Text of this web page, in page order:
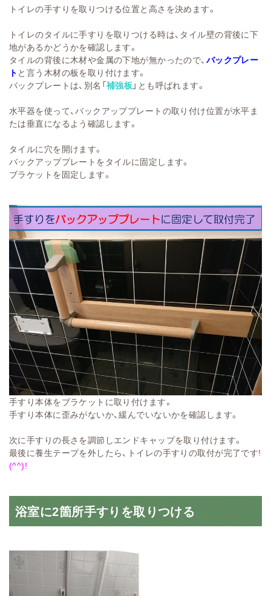
トイレの手すりを取りつける位置と高さを決めます。
トイレのタイルに手すりを取りつける時は、タイル壁の背後に下
地があるかどうかを確認します。
タイルの背後に木材や金属の下地が無かったので、 バックプレー
ト と言う木材の板を取り付けます。
バックプレートは、別名「補強板」とも呼ばれます。
水平器を使って、バックアッププレートの取り付け位置が水平ま
たは垂直になるよう確認します。
タイルに穴を開けます。
バックアッププレートをタイルに固定します。
ブラケットを固定します。
手すり本体をブラケットに取り付けます。
手すり本体に歪みがないか、緩んでいないかを確認します。
次に手すりの長さを調節しエンドキャップを取り付けます。
最後に養生テープを外したら、トイレの手すりの取付が完了です!
(^^)!
浴室に2箇所手すりを取りつける